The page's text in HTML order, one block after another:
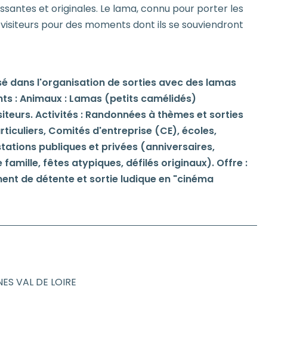
et originales. Le lama, connu pour porter les
pour des moments dont ils se souviendront
dans l'organisation de sorties avec des lamas
: Animaux : Lamas (petits camélidés)
Activités : Randonnées à thèmes et sorties
Comités d'entreprise (CE), écoles,
publiques et privées (anniversaires,
famille, fêtes atypiques, défilés originaux). Offre :
de détente et sortie ludique en "cinéma
VAL DE LOIRE